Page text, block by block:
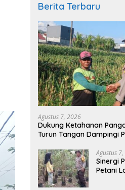
Berita Terbaru
Agustus 7, 2026
Dukung Ketahanan
Turun Tangan Dampingi
Agustus
Sinergi
Petani